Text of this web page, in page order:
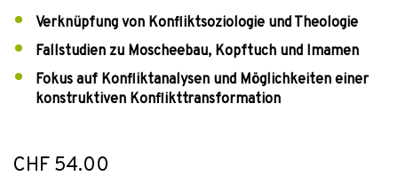
Verknüpfung von Konfliktsoziologie und Theologie
Fallstudien zu Moscheebau, Kopftuch und Imamen
Fokus auf Konfliktanalysen und Möglichkeiten einer
konstruktiven Konflikttransformation
CHF 54.00